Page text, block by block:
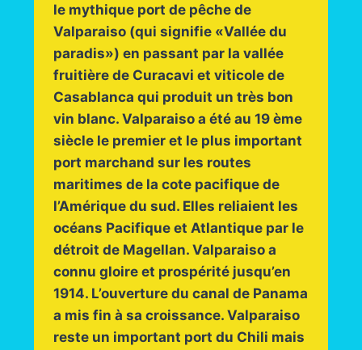
le mythique port de pêche de
Valparaiso (qui signifie «Vallée du
paradis») en passant par la vallée
fruitière de Curacavi et viticole de
Casablanca qui produit un très bon
vin blanc. Valparaiso a été au 19 ème
siècle le premier et le plus important
port marchand sur les routes
maritimes de la cote pacifique de
l’Amérique du sud. Elles reliaient les
océans Pacifique et Atlantique par le
détroit de Magellan. Valparaiso a
connu gloire et prospérité jusqu’en
1914. L’ouverture du canal de Panama
a mis fin à sa croissance. Valparaiso
reste un important port du Chili mais